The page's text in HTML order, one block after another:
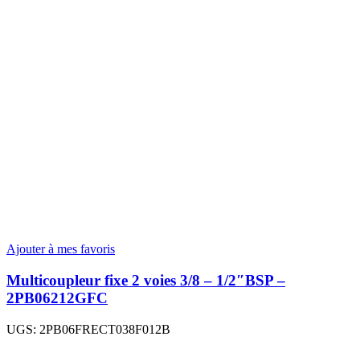
Ajouter à mes favoris
Multicoupleur fixe 2 voies 3/8 – 1/2″BSP –
2PB06212GFC
UGS: 2PB06FRECT038F012B